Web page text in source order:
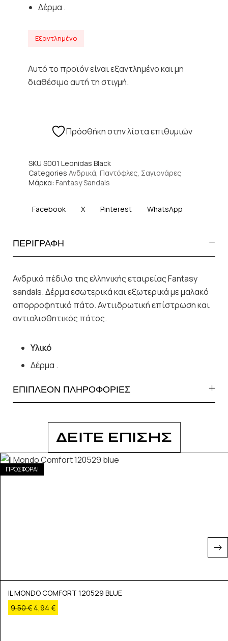
Δέρμα .
Εξαντλημένο
Αυτό το προϊόν είναι εξαντλημένο και μη
διαθέσιμο αυτή τη στιγμή.
Πρόσθήκη στην λίστα επιθυμιών
SKU S001 Leonidas Black
Categories Ανδρικά Παντόφλες Σαγιονάρες
Μάρκα: Fantasy Sandals
Facebook X Pinterest WhatsApp
ΠΕΡΙΓΡΑΦΗ
Ανδρικά πέδιλα της ελληνικής εταιρείας Fantasy
sandals. Δέρμα εσωτερικά και εξωτερικά με μαλακό
απορροφητικό πάτο. Αντιιδρωτική επίστρωση και
αντιολισθητικός πάτος.
Υλικό
Δέρμα .
ΕΠΙΠΛΕΟΝ ΠΛΗΡΟΦΟΡΙΕΣ
ΔΕΙΤΕ ΕΠΙΣΗΣ
ΠΡΟΣΦΟΡΑ!
IL MONDO COMFORT 120529 BLUE
9,50€ 4,94 €